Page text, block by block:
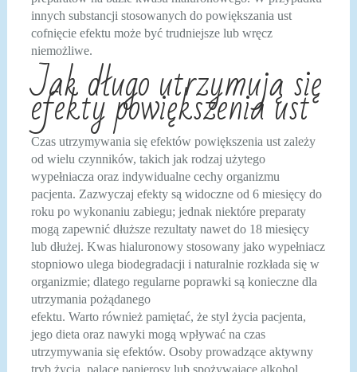
innych substancji stosowanych do powiększania ust
cofnięcie efektu może być trudniejsze lub wręcz
niemożliwe.
Jak długo utrzymują się
efekty powiększenia ust
Czas utrzymywania się efektów powiększenia ust zależy
od wielu czynników, takich jak rodzaj użytego
wypełniacza oraz indywidualne cechy organizmu
pacjenta. Zazwyczaj efekty są widoczne od 6 miesięcy do
roku po wykonaniu zabiegu; jednak niektóre preparaty
mogą zapewnić dłuższe rezultaty nawet do 18 miesięcy
lub dłużej. Kwas hialuronowy stosowany jako wypełniacz
stopniowo ulega biodegradacji i naturalnie rozkłada się w
organizmie; dlatego regularne poprawki są konieczne dla
utrzymania pożądanego
efektu. Warto również pamiętać, że styl życia pacjenta,
jego dieta oraz nawyki mogą wpływać na czas
utrzymywania się efektów. Osoby prowadzące aktywny
tryb życia, palące papierosy lub spożywające alkohol